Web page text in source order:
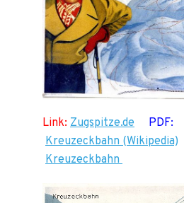
Link: Zugspitze.de
PDF:
Kreuzeckbahn (Wikipedia)
Kreuzeckbahn